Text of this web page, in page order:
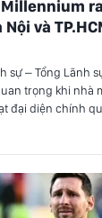
và
sự – Tổng Lãnh
trọng khi nhà
đại diện chính